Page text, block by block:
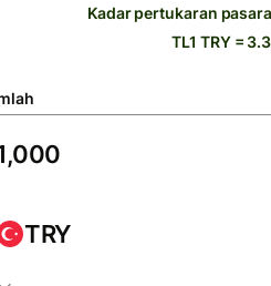
Kadar pertukaran
TL1 TRY =
TRY